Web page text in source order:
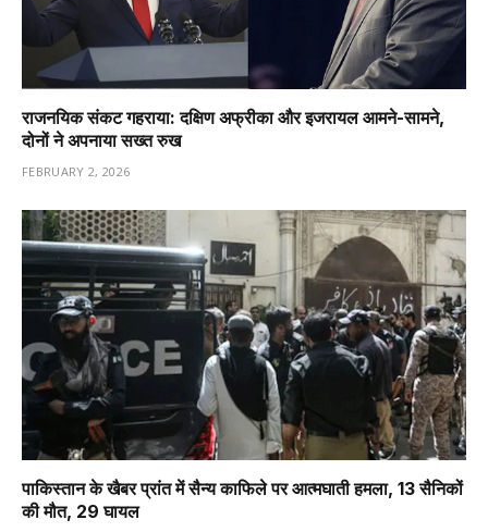
राजनयिक संकट गहराया: दक्षिण अफ्रीका और इजरायल आमने-सामने,
दोनों ने अपनाया सख्त रुख
FEBRUARY 2, 2026
पाकिस्तान के खैबर प्रांत में सैन्य काफिले पर आत्मघाती हमला, 13 सैनिकों
की मौत, 29 घायल